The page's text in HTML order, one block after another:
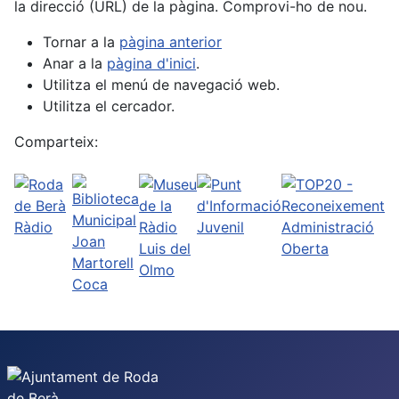
la direcció (URL) de la pàgina. Comprovi-ho de nou.
Tornar a la pàgina anterior
Anar a la pàgina d'inici.
Utilitza el menú de navegació web.
Utilitza el cercador.
Comparteix: